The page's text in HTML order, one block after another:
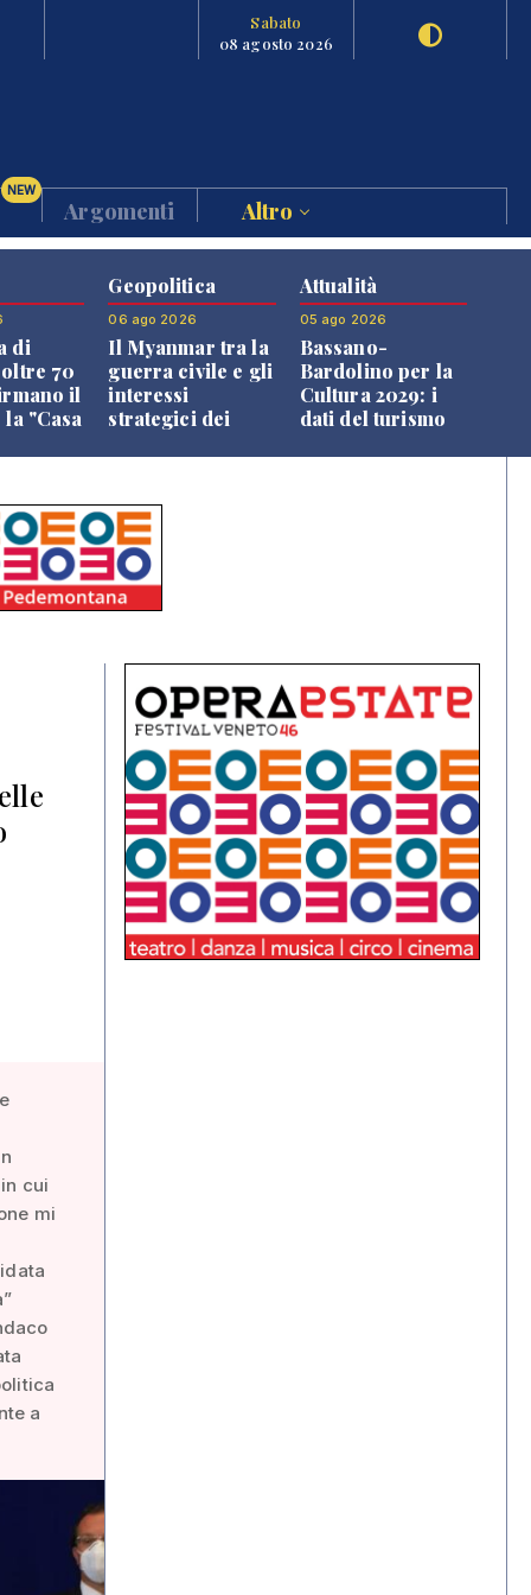
Sabato
08 agosto 2026
NEW
Argomenti Altro
di
70
il
"Casa
Geopolitica
06 ago 2026
Il Myanmar tra la
guerra civile e gli
interessi
strategici dei
Attualità
05 ago 2026
Bassano-
Bardolino per la
Cultura 2029: i
dati del turismo
cui
mi
a